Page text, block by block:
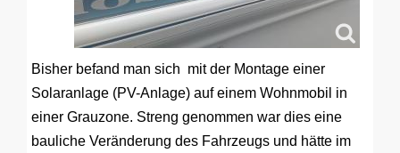
Bisher befand man sich mit der Montage einer
Solaranlage (PV-Anlage) auf einem Wohnmobil in
einer Grauzone. Streng genommen war dies eine
bauliche Veränderung des Fahrzeugs und hätte im